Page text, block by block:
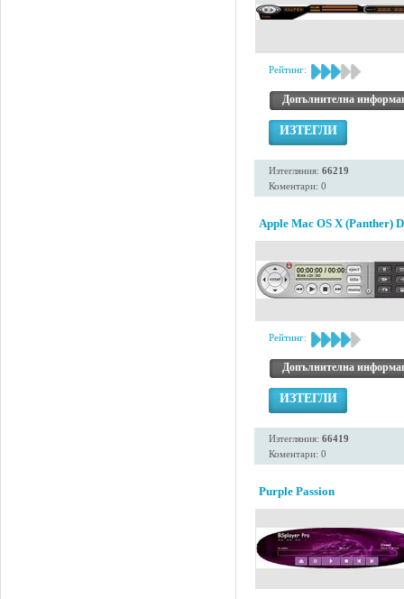
Рейтинг:
Допълнителна
ИЗТЕГЛИ
Изтегляния: 66219
Коментари: 0
Apple Mac OS X (Panther)
Рейтинг:
Допълнителна
ИЗТЕГЛИ
Изтегляния: 66419
Коментари: 0
Purple Passion